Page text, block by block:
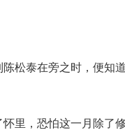
松泰在旁之时，便知
里，恐怕这一月除了